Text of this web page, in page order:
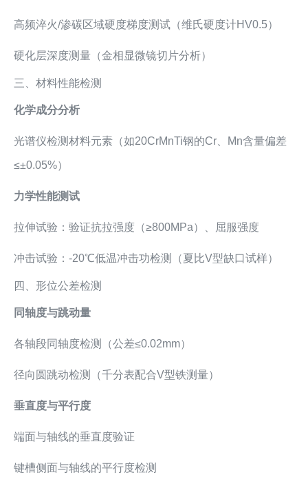
高频淬火/渗碳区域硬度梯度测试（维氏硬度计HV0.5）
硬化层深度测量（金相显微镜切片分析）
三、材料性能检测
化学成分分析
光谱仪检测材料元素（如20CrMnTi钢的Cr、Mn含量偏差
≤±0.05%）
力学性能测试
拉伸试验：验证抗拉强度（≥800MPa）、屈服强度
冲击试验：-20℃低温冲击功检测（夏比V型缺口试样）
四、形位公差检测
同轴度与跳动量
各轴段同轴度检测（公差≤0.02mm）
径向圆跳动检测（千分表配合V型铁测量）
垂直度与平行度
端面与轴线的垂直度验证
键槽侧面与轴线的平行度检测